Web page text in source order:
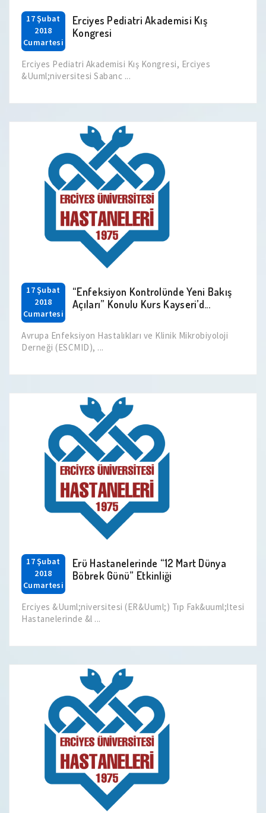
17 Şubat
2018
Cumartesi
Erciyes Pediatri Akademisi Kış
Kongresi
Erciyes Pediatri Akademisi Kış Kongresi, Erciyes
&Uuml;niversitesi Sabanc ...
17 Şubat
2018
Cumartesi
“Enfeksiyon Kontrolünde Yeni Bakış
Açıları” Konulu Kurs Kayseri’d...
Avrupa Enfeksiyon Hastalıkları ve Klinik Mikrobiyoloji
Derneği (ESCMID), ...
17 Şubat
2018
Cumartesi
Erü Hastanelerinde “12 Mart Dünya
Böbrek Günü” Etkinliği
Erciyes &Uuml;niversitesi (ER&Uuml;) Tıp Fak&uuml;ltesi
Hastanelerinde &l ...